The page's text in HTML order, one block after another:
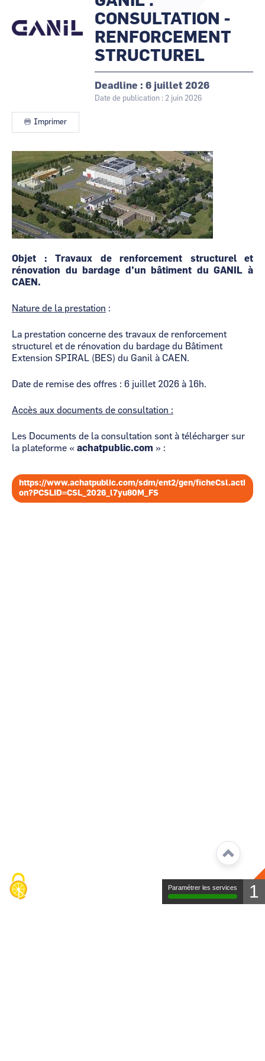
OccitanieOccitanie
Pays de la Loire
les
animateurs
CONSULTATION -
RENFORCEMENT
STRUCTUREL
Deadline 6 juillet 2026
Date de publication : 2 juin 2026
Imprimer
Contenu
Image
Objet : Travaux de renforcement structurel et
rénovation du bardage d’un bâtiment du GANIL à
CAEN.
Nature de la prestation :
La prestation concerne des travaux de renforcement
structurel et de rénovation du bardage du Bâtiment
Extension SPIRAL (BES) du Ganil à CAEN.
Date de remise des offres : 6 juillet 2026 à 16h.
Accès aux documents de consultation :
Les Documents de la consultation sont à télécharger sur
la plateforme « achatpublic.com » :
https://www.achatpublic.com/sdm/ent2/gen/ficheCsl.acti
on?PCSLID=CSL_2026_l7yu80M_FS
Paramétrer les services 1